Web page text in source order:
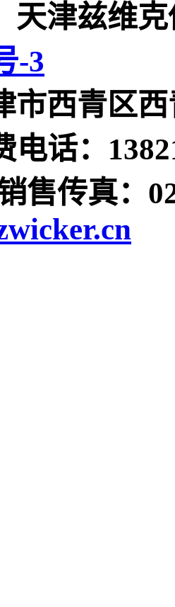
天津兹维
-3
市西青区西
电话：
售传真：